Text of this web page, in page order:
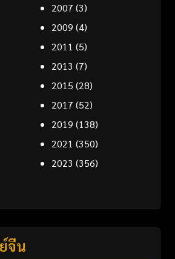
2007 (3)
2009 (4)
2011 (5)
2013 (7)
2015 (28)
2017 (52)
2019 (138)
2021 (350)
2023 (356)
จีน